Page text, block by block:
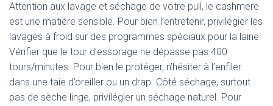
Attention aux lavage et séchage de votre pull, le cashmere
est une matière sensible. Pour bien l’entretenir, privilégier les
lavages à froid sur des programmes spéciaux pour la laine.
Vérifier que le tour d’essorage ne dépasse pas 400
tours/minutes. Pour bien le protéger, n’hésiter à l’enfiler
dans une taie d’oreiller ou un drap. Côté séchage, surtout
pas de sèche linge, privilégier un séchage naturel. Pour